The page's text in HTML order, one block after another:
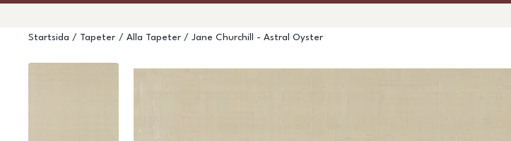
Startsida Tapeter Alla Tapeter Jane Churchill - Astral Oyster